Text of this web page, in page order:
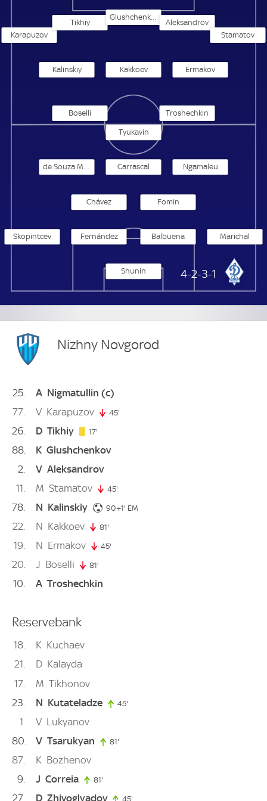
Karapuzov
Tikhiy
Glushchenkov
Aleksandrov
Stamatov
Kalinskiy Kakkoev Ermakov
Boselli Troshechkin
Dynamo Moskau
4-2-3-1
Shunin
Marichal
Balbuena
Fernández
Skopintcev
Fomin
Chávez
Ngamaleu
Carrascal
de Souza Mares
Tyukavin
Nizhny Novgorod
25 A Nigmatullin (c)
77
V Karapuzov 45'
26 D Tikhiy 17'
88 K Glushchenkov
2
V Aleksandrov
11
M Stamatov 45'
78 N Kalinskiy 90+1' 91. minute
EM
22 N Kakkoev 81'
19 N Ermakov 45'
20 J Boselli 81'
10 A Troshechkin
Reservebank
18 K Kuchaev
21
D Kalayda
17
M Tikhonov
23
N Kutateladze 45'
1 V Lukyanov
80
V Tsarukyan 81'
87 K Bozhenov
9
J Correia 81'
27 D Zhivoglyadov 45'